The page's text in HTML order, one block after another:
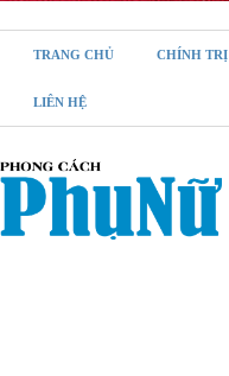
TRANG CHỦ CHÍNH TRỊ
LIÊN HỆ